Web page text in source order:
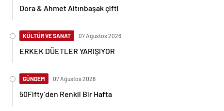
Dora & Ahmet Altınbaşak çifti
KÜLTÜR VE SANAT 07 Ağustos 2026
ERKEK DÜETLER YARIŞIYOR
GÜNDEM 07 Ağustos 2026
50Fifty’den Renkli Bir Hafta